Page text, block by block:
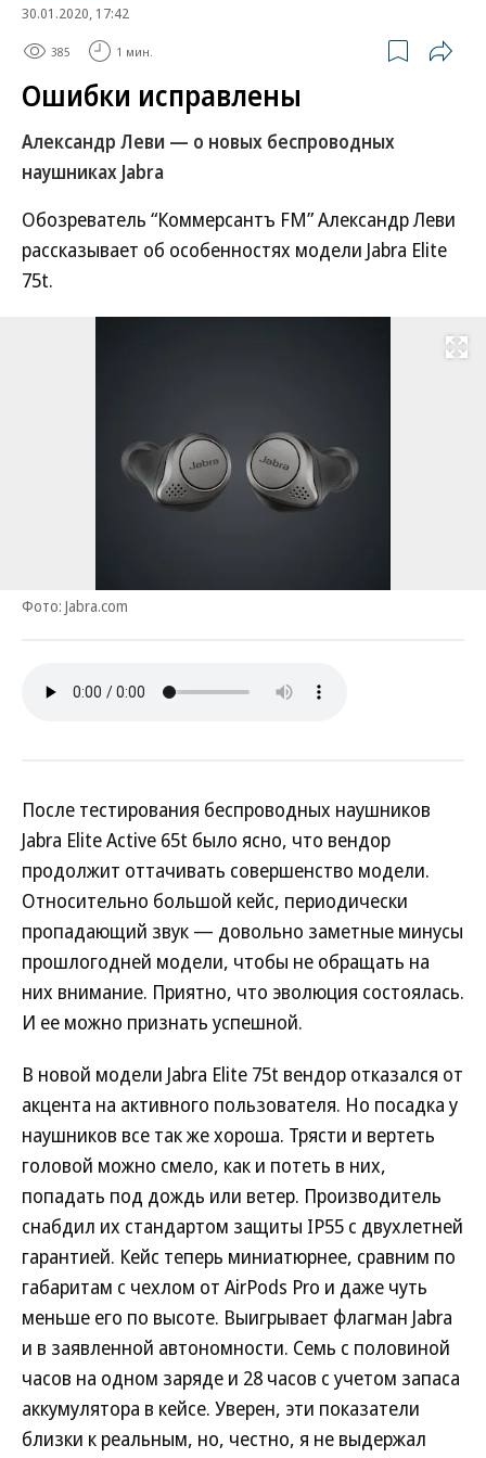
30.01.2020, 17:42
385 1 мин.
Ошибки исправлены
Александр Леви — о новых беспроводных
наушниках Jabra
Обозреватель “Коммерсантъ FM” Александр Леви
рассказывает об особенностях модели Jabra Elite
75t.
Развернуть
Фото: Jabra.com
После тестирования беспроводных наушников
Jabra Elite Active 65t было ясно, что вендор
продолжит оттачивать совершенство модели.
Относительно большой кейс, периодически
пропадающий звук — довольно заметные минусы
прошлогодней модели, чтобы не обращать на
них внимание. Приятно, что эволюция состоялась.
И ее можно признать успешной.
В новой модели Jabra Elite 75t вендор отказался от
акцента на активного пользователя. Но посадка у
наушников все так же хороша. Трясти и вертеть
головой можно смело, как и потеть в них,
попадать под дождь или ветер. Производитель
снабдил их стандартом защиты IP55 c двухлетней
гарантией. Кейс теперь миниатюрнее, сравним по
габаритам с чехлом от AirPods Pro и даже чуть
меньше его по высоте. Выигрывает флагман Jabra
и в заявленной автономности. Семь с половиной
часов на одном заряде и 28 часов с учетом запаса
аккумулятора в кейсе. Уверен, эти показатели
близки к реальным, но, честно, я не выдержал